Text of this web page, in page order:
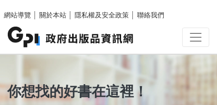
網站導覽
關於本站 隱私權及安全政策 聯絡我們
你想找的好書在這裡！